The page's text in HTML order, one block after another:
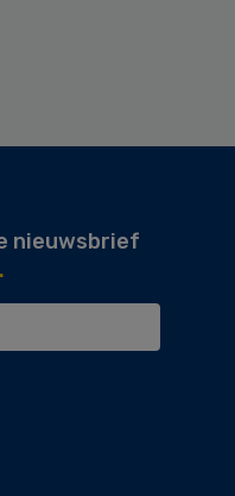
nieuwsbrief